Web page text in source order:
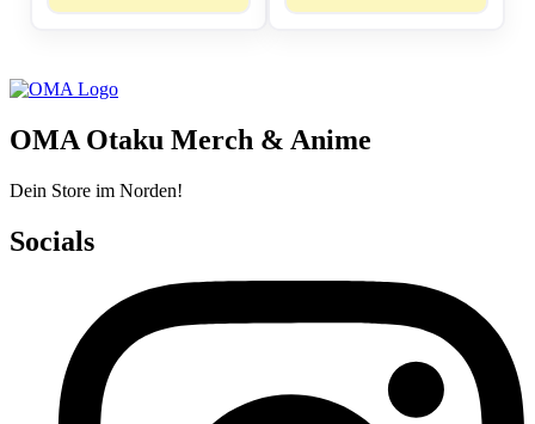
OMA Otaku Merch & Anime
Dein Store im Norden!
Socials